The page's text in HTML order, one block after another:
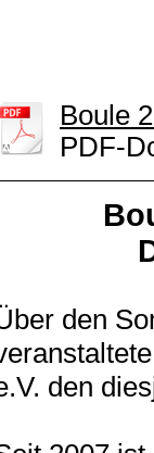
Boule
PDF-
den
den